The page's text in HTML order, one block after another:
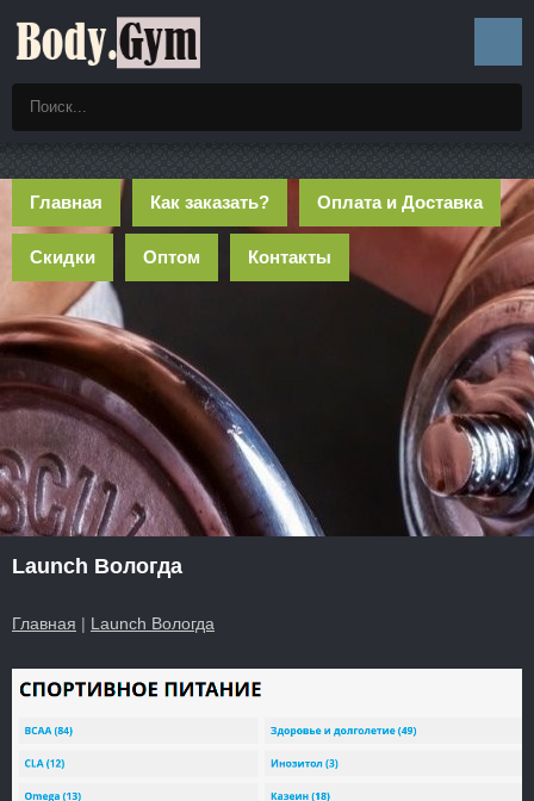
Главная Как заказать? Оплата и Доставка
Скидки Оптом Контакты
Launch Вологда
Главная | Launch Вологда